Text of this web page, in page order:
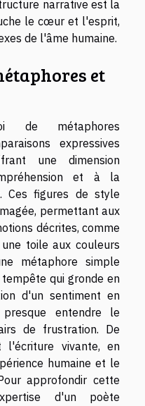
narrative est la
le cœur et l'esprit,
de l'âme humaine.
et
de métaphores
expressives
une dimension
et à la
Ces figures de style
permettant aux
décrites, comme
toile aux couleurs
métaphore simple
qui gronde en
d'un sentiment en
entendre le
de frustration. De
l'écriture vivante, en
humaine et le
approfondir cette
d'un poète